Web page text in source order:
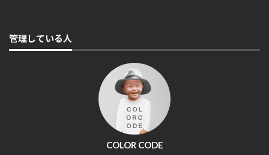
管理している人
COLOR CODE